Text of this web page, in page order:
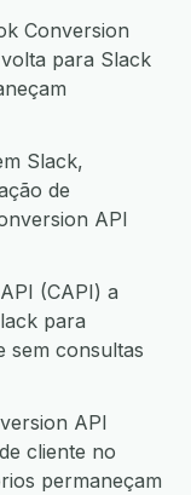
Conversion
para Slack
Slack,
de
API
(CAPI) a
para
sem consultas
API
cliente no
permaneçam